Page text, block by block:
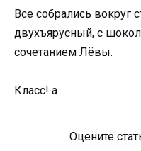
Все собрались вокруг
двухъярусный, с
сочетанием Лёвы.
Класс! а
Оцените